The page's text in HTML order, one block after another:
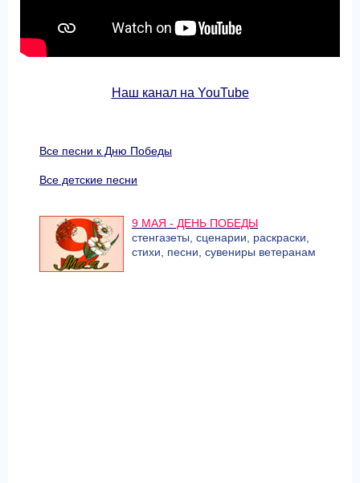
Наш канал на YouTube
Все песни к Дню Победы
Все детские песни
9 МАЯ - ДЕНЬ ПОБЕДЫ
стенгазеты, сценарии, раскраски,
стихи, песни, сувениры ветеранам